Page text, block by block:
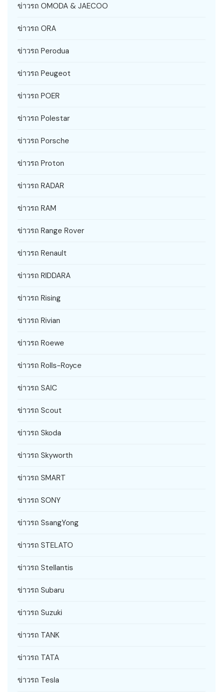
ข่าวรถ OMODA & JAECOO
ข่าวรถ ORA
ข่าวรถ Perodua
ข่าวรถ Peugeot
ข่าวรถ POER
ข่าวรถ Polestar
ข่าวรถ Porsche
ข่าวรถ Proton
ข่าวรถ RADAR
ข่าวรถ RAM
ข่าวรถ Range Rover
ข่าวรถ Renault
ข่าวรถ RIDDARA
ข่าวรถ Rising
ข่าวรถ Rivian
ข่าวรถ Roewe
ข่าวรถ Rolls-Royce
ข่าวรถ SAIC
ข่าวรถ Scout
ข่าวรถ Skoda
ข่าวรถ Skyworth
ข่าวรถ SMART
ข่าวรถ SONY
ข่าวรถ SsangYong
ข่าวรถ STELATO
ข่าวรถ Stellantis
ข่าวรถ Subaru
ข่าวรถ Suzuki
ข่าวรถ TANK
ข่าวรถ TATA
ข่าวรถ Tesla